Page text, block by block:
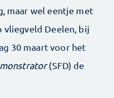
maar wel eentje met
vliegveld Deelen, bij
30 maart voor het
(SFD) de